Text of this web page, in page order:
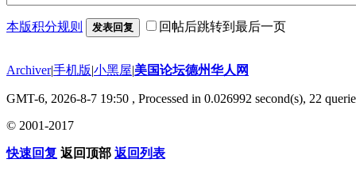
本版积分规则 发表回复 回帖后跳转到最后一页
Archiver|手机版|小黑屋|美国论坛德州华人网
GMT-6, 2026-8-7 19:50 , Processed in 0.026992 second(s), 22
© 2001-2017
快速回复 返回顶部 返回列表